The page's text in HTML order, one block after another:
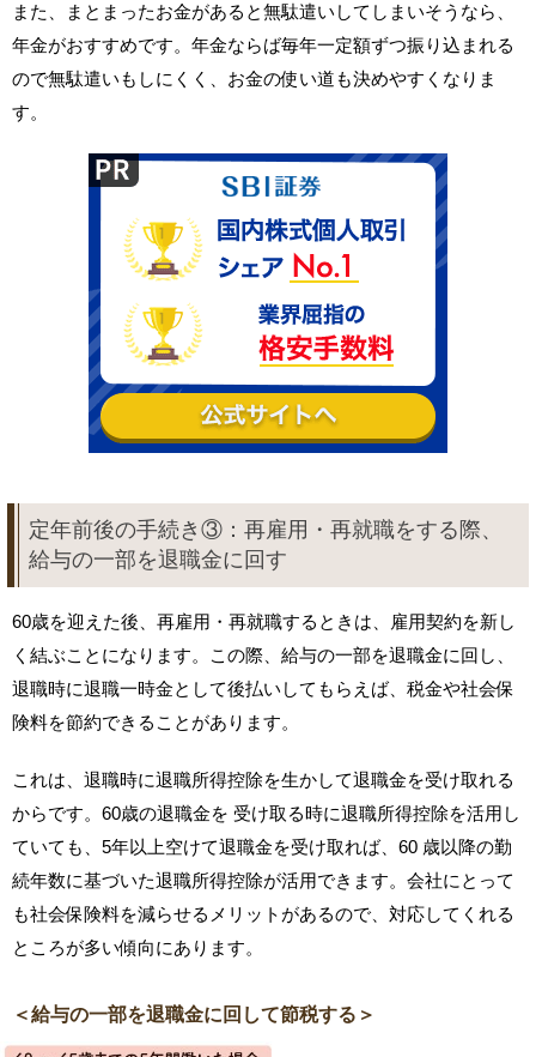
また、まとまったお金があると無駄遣いしてしまいそうなら、
年金がおすすめです。年金ならば毎年一定額ずつ振り込まれる
ので無駄遣いもしにくく、お金の使い道も決めやすくなりま
す。
定年前後の手続き③：再雇用・再就職をする際、
給与の一部を退職金に回す
60歳を迎えた後、再雇用・再就職するときは、雇用契約を新し
く結ぶことになります。この際、給与の一部を退職金に回し、
退職時に退職一時金として後払いしてもらえば、税金や社会保
険料を節約できることがあります。
これは、退職時に退職所得控除を生かして退職金を受け取れる
からです。60歳の退職金を 受け取る時に退職所得控除を活用し
ていても、5年以上空けて退職金を受け取れば、60 歳以降の勤
続年数に基づいた退職所得控除が活用できます。会社にとって
も社会保険料を減らせるメリットがあるので、対応してくれる
ところが多い傾向にあります。
＜給与の一部を退職金に回して節税する＞